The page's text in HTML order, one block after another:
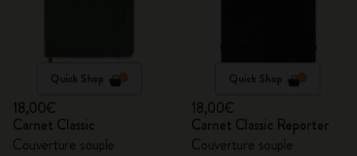
Quick Shop
18,00€
Carnet Classic
Couverture souple
Quick Shop
18,00€
Carnet Classic Reporter
Couverture souple